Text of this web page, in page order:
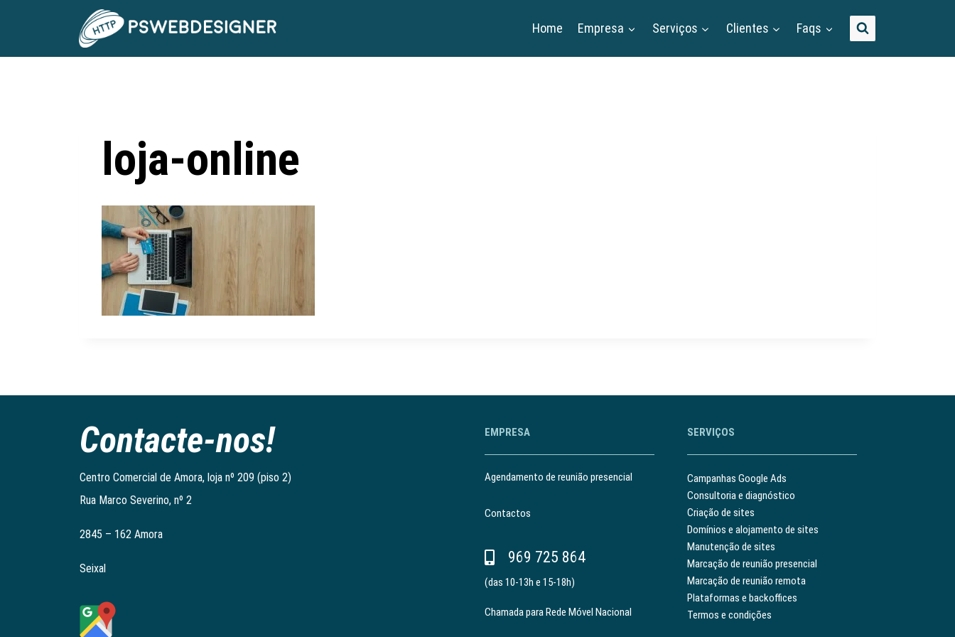
Home Empresa Serviços Clientes Faqs
loja-online
Contacte-nos!
Centro Comercial de Amora, loja nº 209 (piso 2)
Rua Marco Severino, nº 2
2845 – 162 Amora
Seixal
EMPRESA
Agendamento de reunião presencial
Contactos
969 725 864
(das 10-13h e 15-18h)
Chamada para Rede Móvel Nacional
SERVIÇOS
Campanhas Google Ads
Consultoria e diagnóstico
Criação de sites
Domínios e alojamento de sites
Manutenção de sites
Marcação de reunião presencial
Marcação de reunião remota
Plataformas e backoffices
Termos e condições